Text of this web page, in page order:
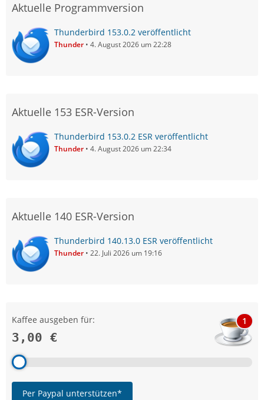
Aktuelle Programmversion
Thunderbird 153.0.2 veröffentlicht
Thunder 4. August 2026 um 22:28
Aktuelle 153 ESR-Version
Thunderbird 153.0.2 ESR veröffentlicht
Thunder 4. August 2026 um 22:34
Aktuelle 140 ESR-Version
Thunderbird 140.13.0 ESR veröffentlicht
Thunder 22. Juli 2026 um 19:16
Kaffee ausgeben für:
3,00 €
1
Per Paypal unterstützen*